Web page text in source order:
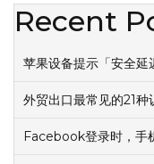
Recent
苹果设备提示「安全
外贸出口最常见的21种
Facebook登录时，手